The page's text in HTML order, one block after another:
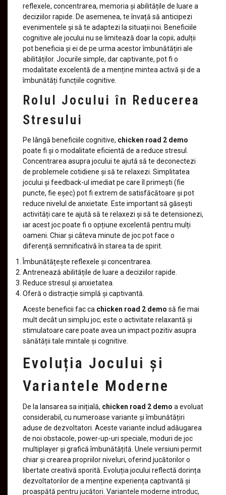
reflexele, concentrarea, memoria și abilitățile de luare a
deciziilor rapide. De asemenea, te învață să anticipezi
evenimentele și să te adaptezi la situații noi. Beneficiile
cognitive ale jocului nu se limitează doar la copii; adulții
pot beneficia și ei de pe urma acestor îmbunătățiri ale
abilităților. Jocurile simple, dar captivante, pot fi o
modalitate excelentă de a menține mintea activă și de a
îmbunătăți funcțiile cognitive.
Rolul Jocului în Reducerea
Stresului
Pe lângă beneficiile cognitive, chicken road 2 demo
poate fi și o modalitate eficientă de a reduce stresul.
Concentrarea asupra jocului te ajută să te deconectezi
de problemele cotidiene și să te relaxezi. Simplitatea
jocului și feedback-ul imediat pe care îl primești (fie
puncte, fie eșec) pot fi extrem de satisfăcătoare și pot
reduce nivelul de anxietate. Este important să găsești
activități care te ajută să te relaxezi și să te detensionezi,
iar acest joc poate fi o opțiune excelentă pentru mulți
oameni. Chiar și câteva minute de joc pot face o
diferență semnificativă în starea ta de spirit.
Îmbunătățește reflexele și concentrarea.
Antrenează abilitățile de luare a deciziilor rapide.
Reduce stresul și anxietatea.
Oferă o distracție simplă și captivantă.
Aceste beneficii fac ca chicken road 2 demo să fie mai
mult decât un simplu joc; este o activitate relaxantă și
stimulatoare care poate avea un impact pozitiv asupra
sănătății tale mintale și cognitive.
Evoluția Jocului și
Variantele Moderne
De la lansarea sa inițială, chicken road 2 demo a evoluat
considerabil, cu numeroase variante și îmbunătățiri
aduse de dezvoltatori. Aceste variante includ adăugarea
de noi obstacole, power-up-uri speciale, moduri de joc
multiplayer și grafică îmbunătățită. Unele versiuni permit
chiar și crearea propriilor niveluri, oferind jucătorilor o
libertate creativă sporită. Evoluția jocului reflectă dorința
dezvoltatorilor de a menține experiența captivantă și
proaspătă pentru jucători. Variantele moderne introduc,